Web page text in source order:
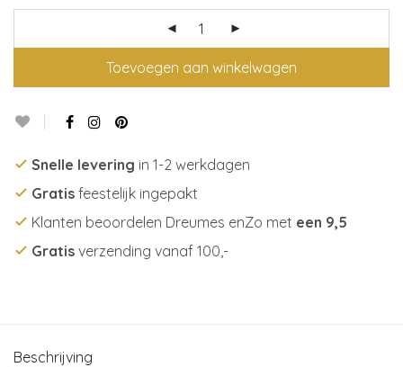
Toevoegen aan winkelwagen
Snelle levering in 1-2 werkdagen
Gratis feestelijk ingepakt
Klanten beoordelen Dreumes enZo met een 9,5
Gratis verzending vanaf 100,-
Beschrijving